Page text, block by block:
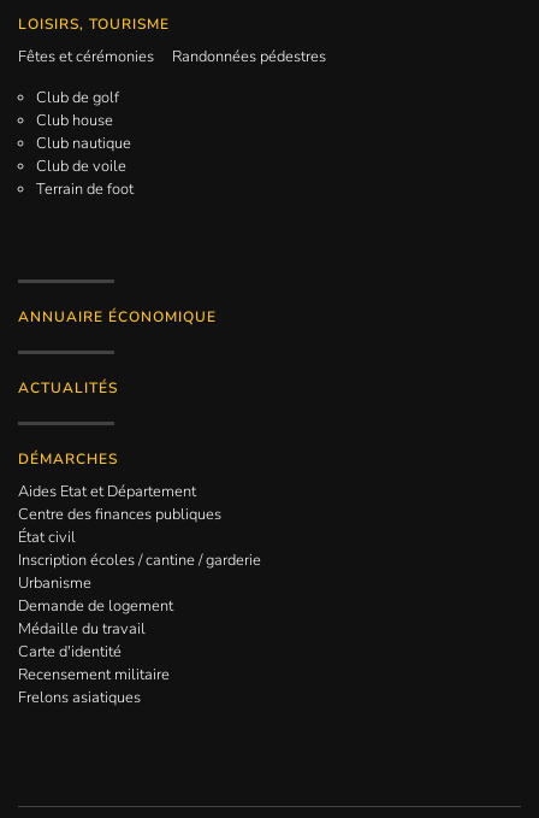
LOISIRS, TOURISME
Fêtes et cérémonies
Randonnées pédestres
Club de golf
Club house
Club nautique
Club de voile
Terrain de foot
ANNUAIRE ÉCONOMIQUE
ACTUALITÉS
DÉMARCHES
Aides Etat et Département
Centre des finances publiques
État civil
Inscription écoles / cantine / garderie
Urbanisme
Demande de logement
Médaille du travail
Carte d'identité
Recensement militaire
Frelons asiatiques